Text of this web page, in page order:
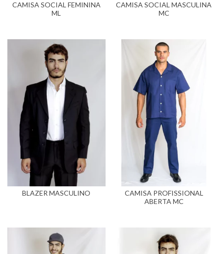
CAMISA SOCIAL FEMININA
ML
CAMISA SOCIAL MASCULINA
MC
BLAZER MASCULINO
CAMISA PROFISSIONAL
ABERTA MC